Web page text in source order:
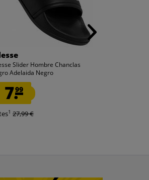
Slider Hombre Chanclas
Adelaida Negro
7.99
1 27,99 €